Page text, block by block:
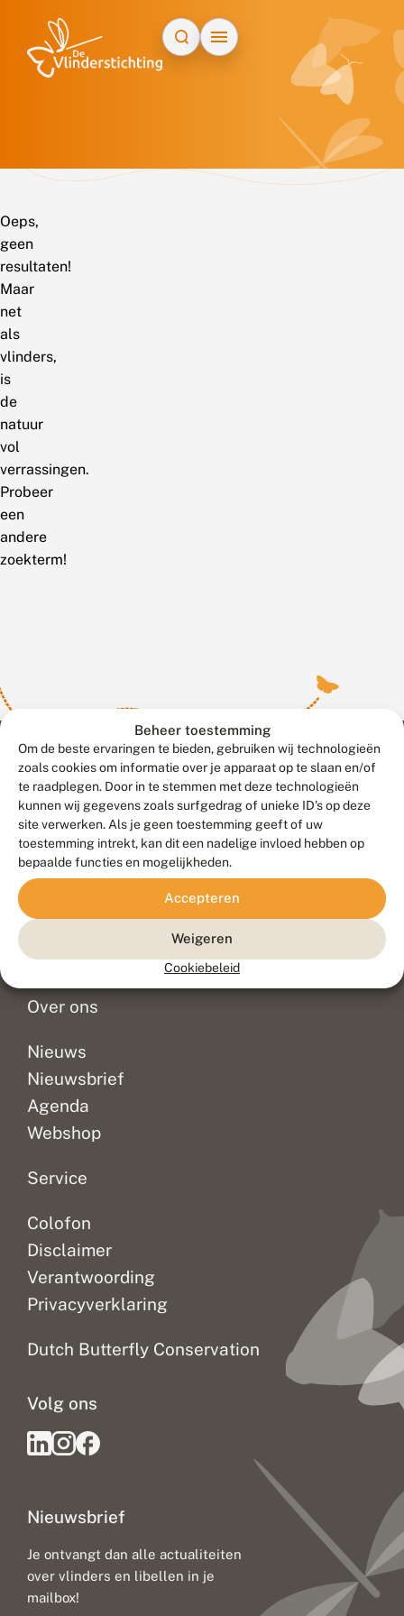
Beheer toestemming
Om de beste ervaringen te bieden, gebruiken wij technologieën
zoals cookies om informatie over je apparaat op te slaan en/of
te raadplegen. Door in te stemmen met deze technologieën
kunnen wij gegevens zoals surfgedrag of unieke ID's op deze
site verwerken. Als je geen toestemming geeft of uw
toestemming intrekt, kan dit een nadelige invloed hebben op
bepaalde functies en mogelijkheden.
Accepteren
Weigeren
Cookiebeleid
Oeps,
geen
resultaten!
Maar
net
als
vlinders,
is
de
natuur
vol
verrassingen.
Probeer
een
andere
zoekterm!
Contact
Veelgestelde vragen
Doneer
Over ons
Nieuws
Nieuwsbrief
Agenda
Webshop
Service
Colofon
Disclaimer
Verantwoording
Privacyverklaring
Dutch Butterfly Conservation
Nieuwsbrief
Je ontvangt dan alle actualiteiten
over vlinders en libellen in je
mailbox!
Volg ons
Meld waarnemingen© 2026 Vlinderstichting
Duurzaam ontwikkeld door
Go2People
, ontworpen door
Blue Field Agency
Privacy
Disclaimer
Sitemap